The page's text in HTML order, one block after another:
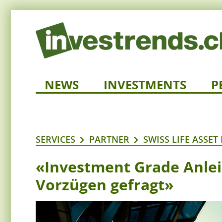
NEWS INVESTMENTS
SERVICES PARTNER SWISS LIFE
«Investment Grade
Vorzügen gefragt»